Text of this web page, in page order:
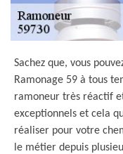
Sachez que, vous
Ramonage 59 à tous
ramoneur très réactif
exceptionnels et cela
réaliser pour votre
le métier depuis